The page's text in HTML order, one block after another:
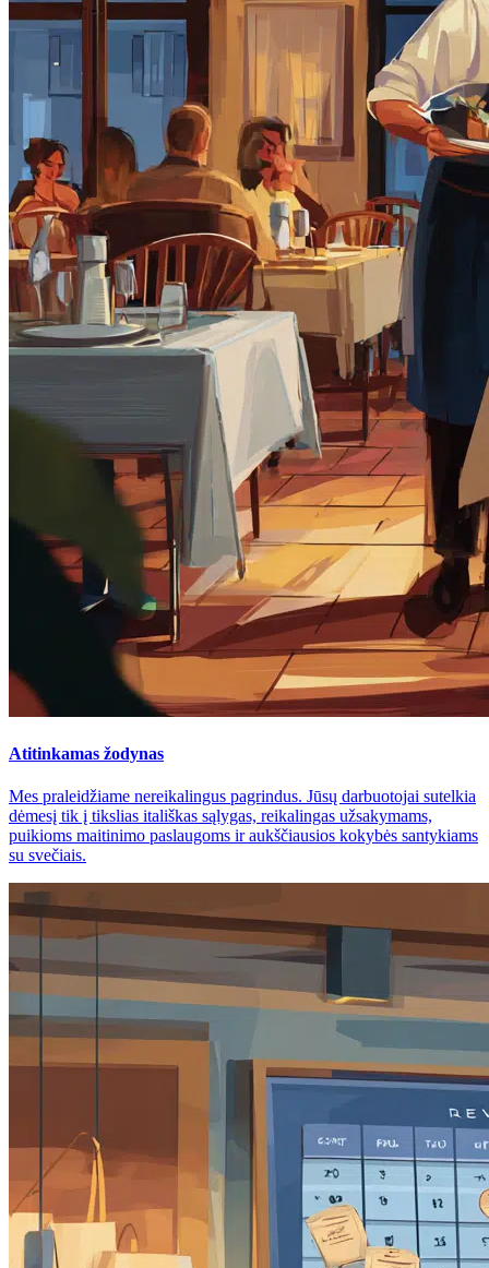
Atitinkamas žodynas
Mes praleidžiame nereikalingus pagrindus. Jūsų darbuotojai sutelkia
dėmesį tik į tikslias itališkas sąlygas, reikalingas užsakymams,
puikioms maitinimo paslaugoms ir aukščiausios kokybės santykiams
su svečiais.